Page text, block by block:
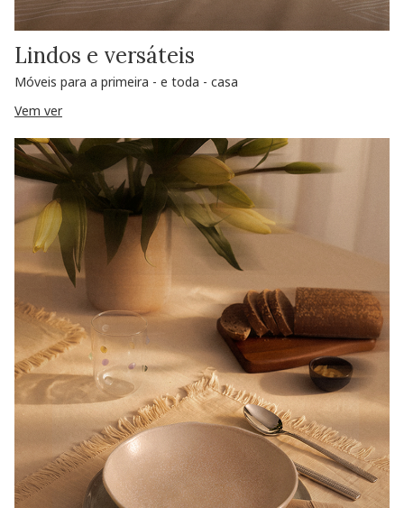
Lindos e versáteis
Móveis para a primeira - e toda - casa
Vem ver